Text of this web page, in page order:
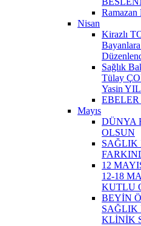
Ramazan
Nisan
Kirazlı
Sağlık
Tülay
Yasin
Mayıs
DÜNYA
OLSUN
SAĞLIK
12
12-18
KUTLU
BEYİN
SAĞLIK
KLİNİK